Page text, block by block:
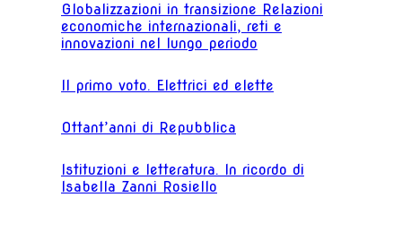
Globalizzazioni in transizione Relazioni
economiche internazionali, reti e
innovazioni nel lungo periodo
Il primo voto. Elettrici ed elette
Ottant’anni di Repubblica
Istituzioni e letteratura. In ricordo di
Isabella Zanni Rosiello